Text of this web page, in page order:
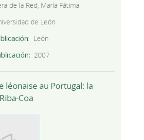
de la Red, María Fátima
de León
León
2007
léonaise au Portugal: la
Coa